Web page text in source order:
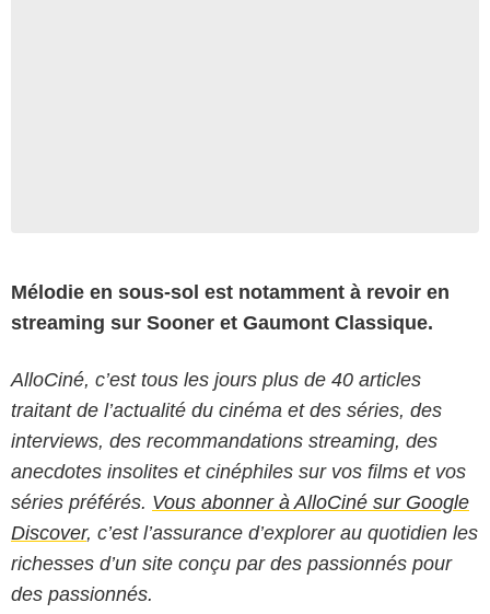
Mélodie en sous-sol est notamment à revoir en
streaming sur Sooner et Gaumont Classique.
AlloCiné, c’est tous les jours plus de 40 articles
traitant de l’actualité du cinéma et des séries, des
interviews, des recommandations streaming, des
anecdotes insolites et cinéphiles sur vos films et vos
séries préférés. Vous abonner à AlloCiné sur Google
Discover, c’est l’assurance d’explorer au quotidien les
richesses d’un site conçu par des passionnés pour
des passionnés.